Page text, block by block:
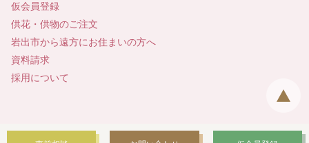
仮会員登録
供花・供物のご注文
岩出市から遠方にお住まいの方へ
資料請求
採用について